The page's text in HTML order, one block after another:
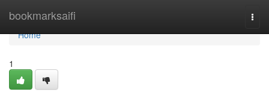
bookmarksaifi
Home
Home
1